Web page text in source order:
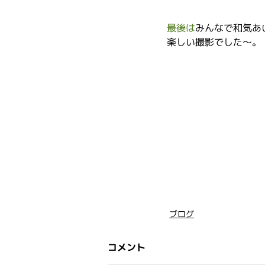
最後はみんなで和気あ
楽しい撮影でした～。
ブログ
コメント